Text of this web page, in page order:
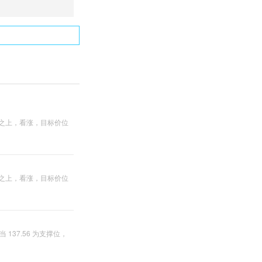
看涨，目标价位
看涨，目标价位
为支撑位，